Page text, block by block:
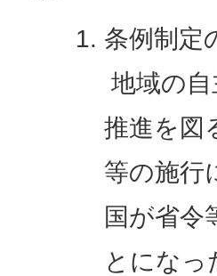
条例制定
地域の
推進を図
等の施行
国が省令
とになっ